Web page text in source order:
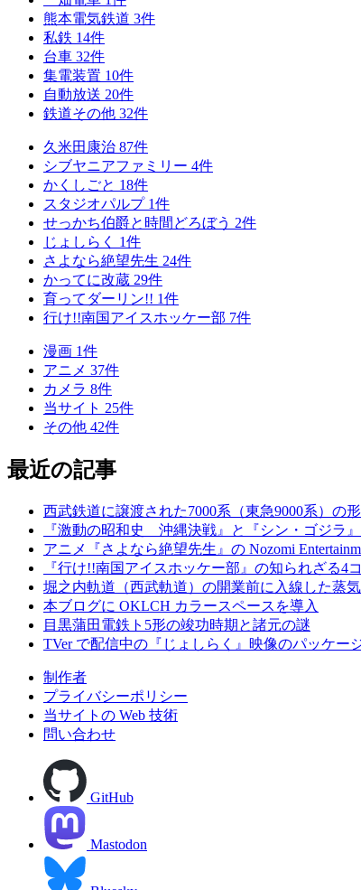
熊本電気鉄道 3件
私鉄 14件
台車 32件
集電装置 10件
自動放送 20件
鉄道その他 32件
久米田康治 87件
シブヤニアファミリー 4件
かくしごと 18件
スタジオパルプ 1件
せっかち伯爵と時間どろぼう 2件
じょしらく 1件
さよなら絶望先生 24件
かってに改蔵 29件
育ってダーリン!! 1件
行け!!南国アイスホッケー部 7件
漫画 1件
アニメ 37件
カメラ 8件
当サイト 25件
その他 42件
最近の記事
西武鉄道に譲渡された7000系（東急9000系）の
『激動の昭和史 沖縄決戦』と『シン・ゴジラ』
アニメ『さよなら絶望先生』の Nozomi
『行け!!南国アイスホッケー部』の知られざる4
堀之内軌道（西武軌道）の開業前に入線した蒸
本ブログに OKLCH カラースペースを導入
目黒蒲田電鉄ト5形の竣功時期と諸元の謎
TVer で配信中の『じょしらく』映像のパッケー
制作者
プライバシーポリシー
当サイトの Web 技術
問い合わせ
GitHub
Mastodon